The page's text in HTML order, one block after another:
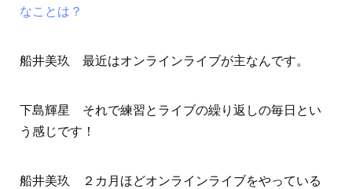
なことは？
船井美玖 最近はオンラインライブが主なんです。
下島輝星 それで練習とライブの繰り返しの毎日とい
う感じです！
船井美玖 ２カ月ほどオンラインライブをやっている